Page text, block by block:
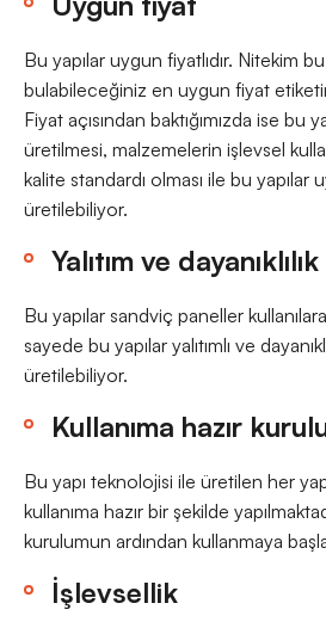
Bu yapılar uygun fiyatlıdır. Nitekim
bulabileceğiniz en uygun fiyat
Fiyat açısından baktığımızda ise bu
üretilmesi, malzemelerin işlevsel
kalite standardı olması ile bu yapılar
üretilebiliyor.
Yalıtım ve dayanıklılık
Bu yapılar sandviç paneller
sayede bu yapılar yalıtımlı ve
üretilebiliyor.
Kullanıma hazır
Bu yapı teknolojisi ile üretilen her
kullanıma hazır bir şekilde
kurulumun ardından kullanmaya
İşlevsellik